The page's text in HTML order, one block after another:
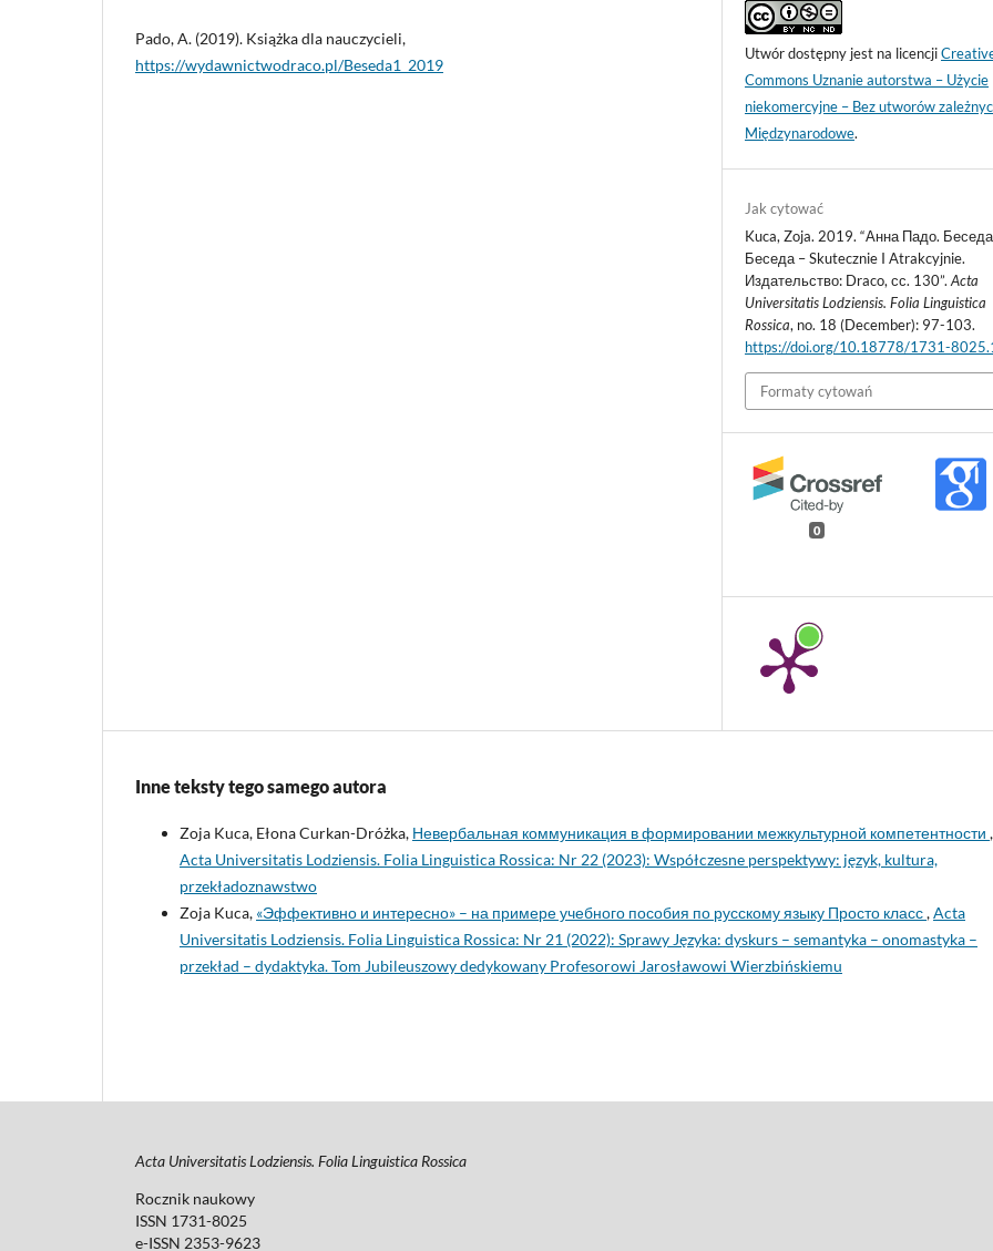
Pado, A. (2019). Książka dla nauczycieli,
https://wydawnictwodraco.pl/Beseda1_2019
Utwór dostępny jest na licencji
Commons Uznanie autorstwa – Użycie
niekomercyjne – Bez utworów
Międzynarodowe.
Jak cytować
Kuca, Zoja. 2019. “Анна Падо.
Беседа – Skutecznie I Atrakcyjnie.
Издательство: Draco, сс. 130”.Acta
Universitatis Lodziensis. Folia Linguistica
Rossica, no. 18 (December): 97-103.
https://doi.org/10.18778/1731-
Formaty cytowań
0
Inne teksty tego samego autora
Zoja Kuca, Ełona Curkan-Dróżka, Невербальная коммуникация в формировании межкультурной компетентности ,
Acta Universitatis Lodziensis. Folia Linguistica Rossica: Nr 22 (2023): Współczesne perspektywy: język, kultura,
przekładoznawstwo
Zoja Kuca, «Эффективно и интересно» – на примере учебного пособия по русскому языку Просто класс,Acta
Universitatis Lodziensis. Folia Linguistica Rossica: Nr 21 (2022): Sprawy Języka: dyskurs – semantyka – onomastyka –
przekład – dydaktyka. Tom Jubileuszowy dedykowany Profesorowi Jarosławowi Wierzbińskiemu
Acta Universitatis Lodziensis. Folia Linguistica Rossica
Rocznik naukowy
ISSN 1731-8025
e-ISSN 2353-9623